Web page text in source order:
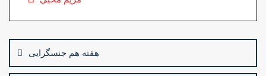
b
o
o
k
d
o
n
navigation
هفته هم جنسگرایی